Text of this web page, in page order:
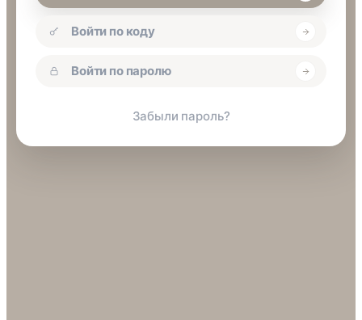
Войти по коду
Войти по паролю
Забыли пароль?